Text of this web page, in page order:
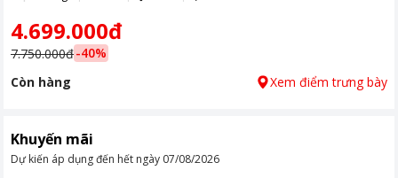
4.699.000đ
7.750.000đ-40%
Còn hàng
Xem điểm trưng bày
Khuyến mãi
Dự kiến áp dụng đến hết ngày 07/08/2026